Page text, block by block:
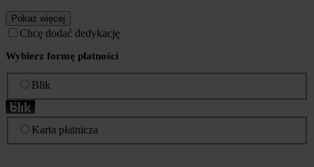
Pokaż więcej
Chcę dodać dedykację
Wybierz formę płatności
Blik
Karta płatnicza